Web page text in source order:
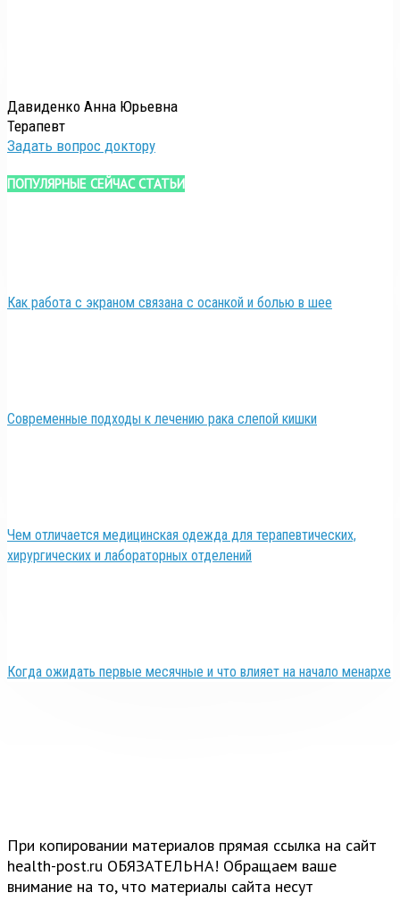
Давиденко Анна Юрьевна
Терапевт
Задать вопрос доктору
ПОПУЛЯРНЫЕ СЕЙЧАС СТАТЬИ
Как работа с экраном связана с осанкой и болью в шее
Современные подходы к лечению рака слепой кишки
Чем отличается медицинская одежда для терапевтических,
хирургических и лабораторных отделений
Когда ожидать первые месячные и что влияет на начало менархе
При копировании материалов прямая ссылка на сайт
health-post.ru ОБЯЗАТЕЛЬНА! Обращаем ваше
внимание на то, что материалы сайта несут